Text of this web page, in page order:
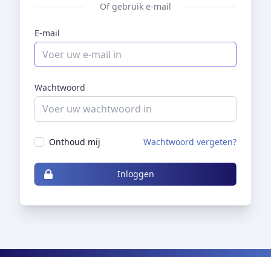
Of gebruik e-mail
E-mail
Wachtwoord
Onthoud mij Wachtwoord vergeten?
Inloggen